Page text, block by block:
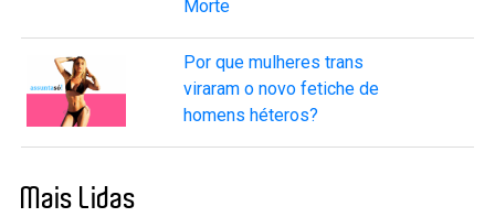
Morte
Por que mulheres trans
viraram o novo fetiche de
homens héteros?
Mais Lidas